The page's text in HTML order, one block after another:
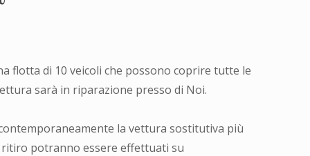
flotta di 10 veicoli che possono coprire tutte le
sarà in riparazione presso di Noi.
la vettura sostitutiva più
ritiro potranno essere effettuati su